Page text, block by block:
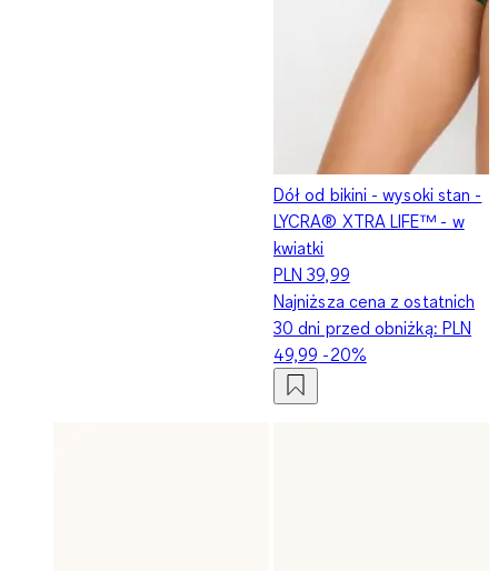
Dół od bikini - wysoki stan -
LYCRA® XTRA LIFE™ - w
kwiatki
PLN 39,99
Najniższa cena z ostatnich
30 dni przed obniżką: PLN
49,99 -20%